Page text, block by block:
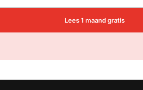
Lees 1 maand gratis